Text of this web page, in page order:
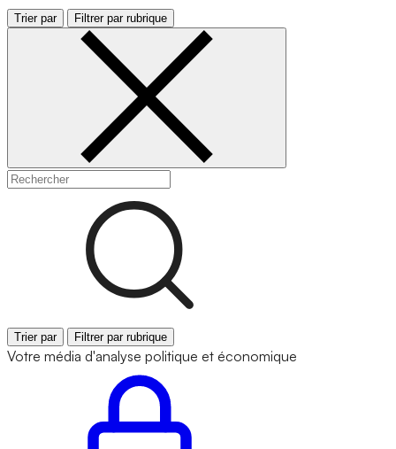
Trier par Filtrer par rubrique
Trier par Filtrer par rubrique
Votre média d'analyse politique et économique